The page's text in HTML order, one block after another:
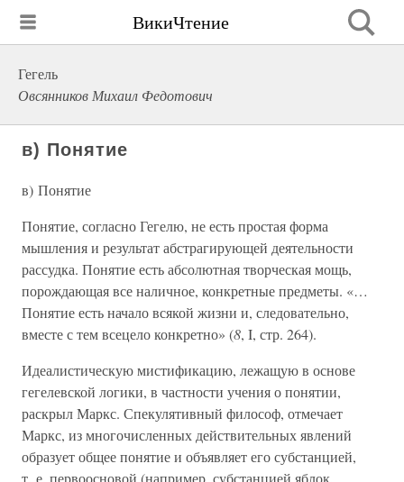
ВикиЧтение
Гегель
Овсянников Михаил Федотович
в) Понятие
в) Понятие
Понятие, согласно Гегелю, не есть простая форма
мышления и результат абстрагирующей деятельности
рассудка. Понятие есть абсолютная творческая мощь,
порождающая все наличное, конкретные предметы. «…
Понятие есть начало всякой жизни и, следовательно,
вместе с тем всецело конкретно» (8, I, стр. 264).
Идеалистическую мистификацию, лежащую в основе
гегелевской логики, в частности учения о понятии,
раскрыл Маркс. Спекулятивный философ, отмечает
Маркс, из многочисленных действительных явлений
образует общее понятие и объявляет его субстанцией,
т. е. первоосновой (например, субстанцией яблок,